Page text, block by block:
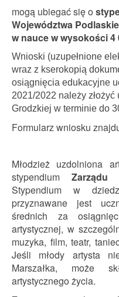
mogą ubiegać się o
Województwa
w nauce w wysokości 4
Wnioski (uzupełnione
wraz z kserokopią
osiągnięcia edukacyjne
2021/2022 należy
Grodzkiej w terminie do
Formularz wniosku
Młodzież uzdolniona
stypendiumZarządu
Stypendium w
przyznawane jest
średnich za
artystycznej, w
muzyka, film, teatr,
Jeśli młody artysta
Marszałka, może
artystycznego życia.